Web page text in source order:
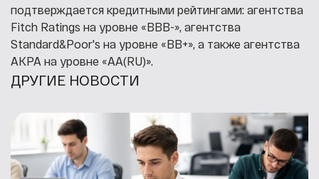
подтверждается кредитными рейтингами: агентства
Fitch Ratings на уровне «BBB-», агентства
Standard&Poor's на уровне «BB+», а также агентства
АКРА на уровне «AA(RU)».
ДРУГИЕ НОВОСТИ